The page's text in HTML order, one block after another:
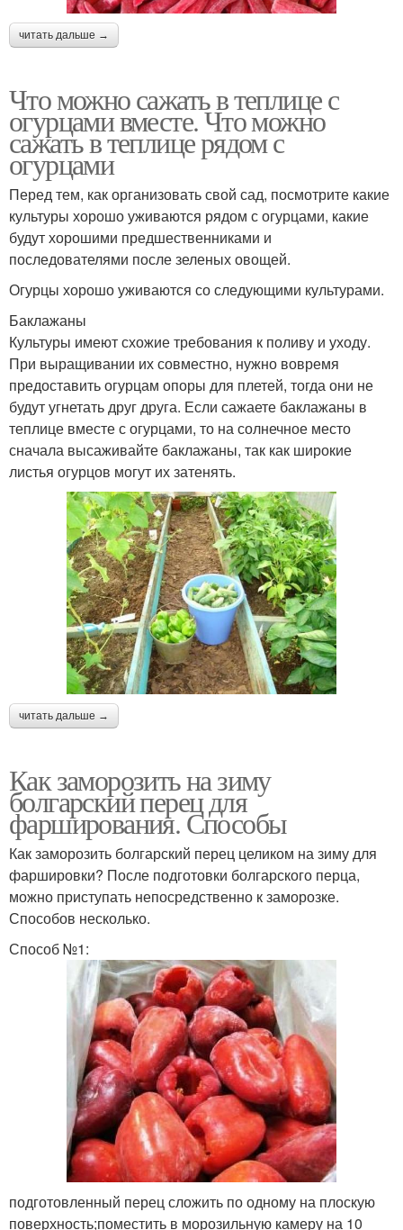
читать дальше →
Что можно сажать в теплице с
огурцами вместе. Что можно
сажать в теплице рядом с
огурцами
Перед тем, как организовать свой сад, посмотрите какие
культуры хорошо уживаются рядом с огурцами, какие
будут хорошими предшественниками и
последователями после зеленых овощей.
Огурцы хорошо уживаются со следующими культурами.
Баклажаны
Культуры имеют схожие требования к поливу и уходу.
При выращивании их совместно, нужно вовремя
предоставить огурцам опоры для плетей, тогда они не
будут угнетать друг друга. Если сажаете баклажаны в
теплице вместе с огурцами, то на солнечное место
сначала высаживайте баклажаны, так как широкие
листья огурцов могут их затенять.
читать дальше →
Как заморозить на зиму
болгарский перец для
фарширования. Способы
Как заморозить болгарский перец целиком на зиму для
фаршировки? После подготовки болгарского перца,
можно приступать непосредственно к заморозке.
Способов несколько.
Способ №1:
подготовленный перец сложить по одному на плоскую
поверхность;поместить в морозильную камеру на 10